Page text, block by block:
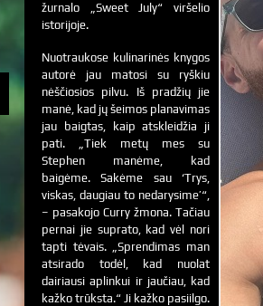
žurnalo „Sweet July“ viršelio
istorijoje.
Nuotraukose kulinarinės knygos
autorė jau matosi su ryškiu
nėščiosios pilvu. Iš pradžių jie
manė, kad jų šeimos planavimas
jau baigtas, kaip atskleidžia ji
pati. „Tiek metų mes su
Stephen manėme, kad
baigėme. Sakėme sau ‘Trys,
viskas, daugiau to nedarysime’“,
– pasakojo Curry žmona. Tačiau
pernai jie suprato, kad vėl nori
tapti tėvais. „Sprendimas man
atsirado todėl, kad nuolat
dairiausi aplinkui ir jaučiau, kad
kažko trūksta.“ Ji kažko pasiilgo.